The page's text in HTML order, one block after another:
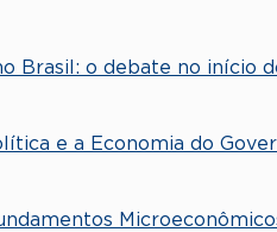
Brasil: o debate no início
e a Economia do